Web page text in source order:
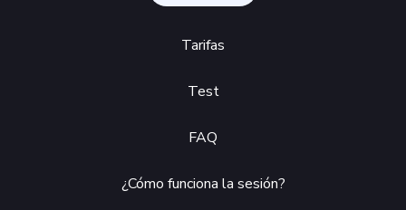
Tarifas
Test
FAQ
¿Cómo funciona la sesión?